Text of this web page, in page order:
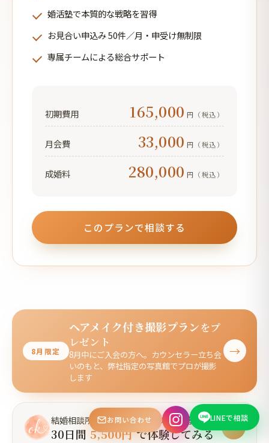
婚活塾で本質的な戦略を習得
お見合い申込み 50件／月・申受け無制限
専属チームによる総合サポート
初期費用 165,000 円（税込）
月会費 33,000 円（税込）
成婚料 280,000 円（税込）
このプランで相談する
8月限定
ヘアメイク付き撮影プランをプ
レゼント
8月中にご入会の方へ。カウンセラー立ち会
いのもと、弊社指定の写真館でプロが撮影
します
→
結婚相談所って、実際どうなの？に答える
30日間 5,500円で体験してみる →
お問い合わせ LINEで相談